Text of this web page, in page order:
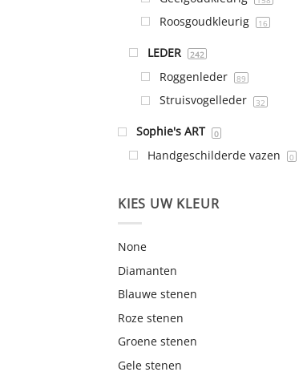
Roosgoudkleurig 16
LEDER 242
Roggenleder 89
Struisvogelleder 32
Sophie's ART 0
Handgeschilderde vazen 0
KIES UW KLEUR
None
Diamanten
Blauwe stenen
Roze stenen
Groene stenen
Gele stenen